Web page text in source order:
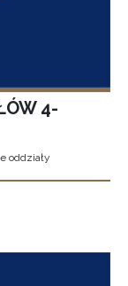
4-
oddziały